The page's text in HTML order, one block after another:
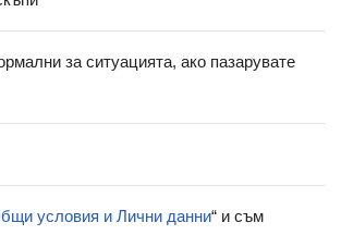
за ситуацията, ако пазарувате
условия и Лични данни“ и съм